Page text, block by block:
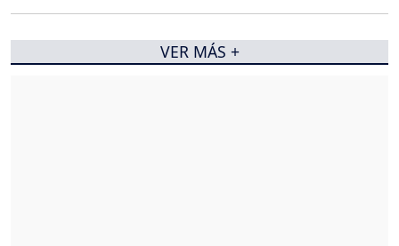
VER MÁS +